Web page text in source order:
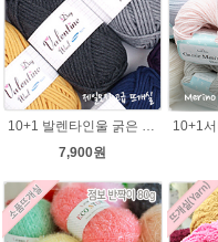
10+1 발렌타인울 굵은 뜨개실/뜨개질실/손뜨개실/목도리털실/제일모직뜨개실
7,900원